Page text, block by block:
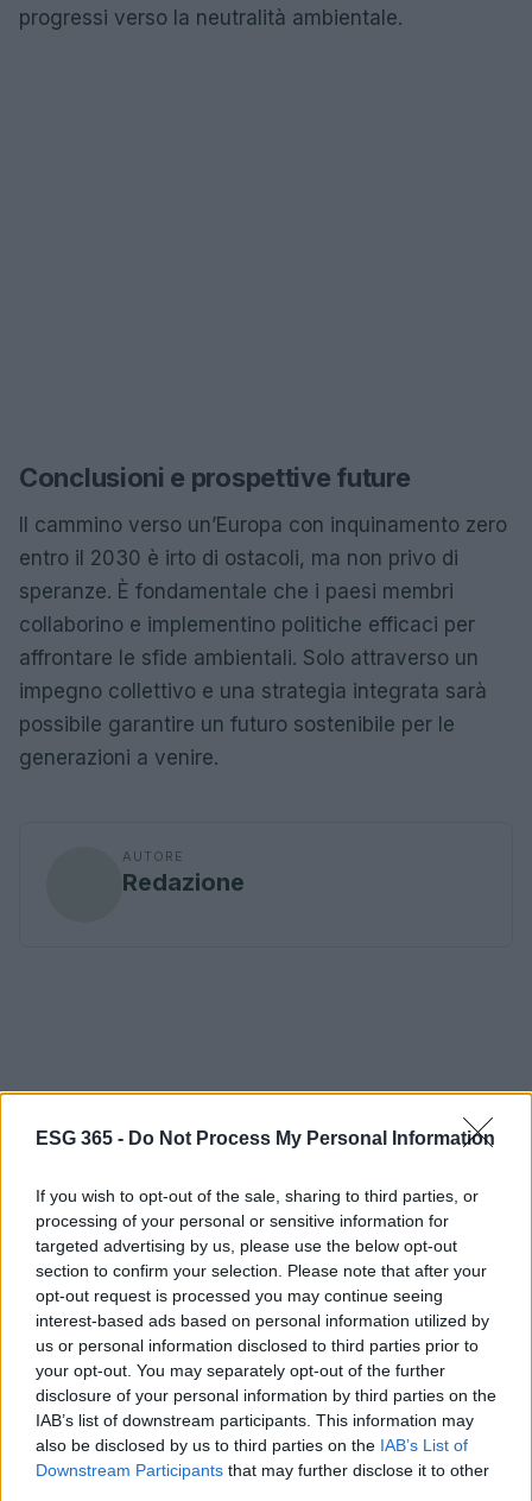
ESG 365 - Do Not Process My Personal Information
If you wish to opt-out of the sale, sharing to third parties, or
processing of your personal or sensitive information for
targeted advertising by us, please use the below opt-out
section to confirm your selection. Please note that after your
opt-out request is processed you may continue seeing
interest-based ads based on personal information utilized by
us or personal information disclosed to third parties prior to
your opt-out. You may separately opt-out of the further
disclosure of your personal information by third parties on the
IAB’s list of downstream participants. This information may
also be disclosed by us to third parties on the IAB’s List of
Downstream Participants that may further disclose it to other
progressi verso la neutralità ambientale.
Conclusioni e prospettive future
Il cammino verso un’Europa con inquinamento zero
entro il 2030 è irto di ostacoli, ma non privo di
speranze. È fondamentale che i paesi membri
collaborino e implementino politiche efficaci per
affrontare le sfide ambientali. Solo attraverso un
impegno collettivo e una strategia integrata sarà
possibile garantire un futuro sostenibile per le
generazioni a venire.
AUTORE
Redazione